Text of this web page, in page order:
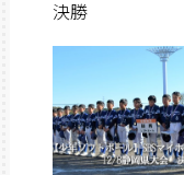
決勝